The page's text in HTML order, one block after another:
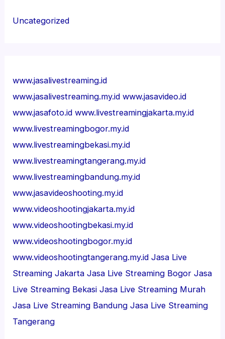
Uncategorized
www.jasalivestreaming.id
www.jasalivestreaming.my.id www.jasavideo.id
www.jasafoto.id www.livestreamingjakarta.my.id
www.livestreamingbogor.my.id
www.livestreamingbekasi.my.id
www.livestreamingtangerang.my.id
www.livestreamingbandung.my.id
www.jasavideoshooting.my.id
www.videoshootingjakarta.my.id
www.videoshootingbekasi.my.id
www.videoshootingbogor.my.id
www.videoshootingtangerang.my.id Jasa Live
Streaming Jakarta Jasa Live Streaming Bogor Jasa
Live Streaming Bekasi Jasa Live Streaming Murah
Jasa Live Streaming Bandung Jasa Live Streaming
Tangerang